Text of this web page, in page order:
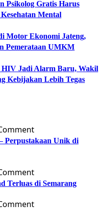
Psikolog Gratis Harus
Mental
Motor Ekonomi Jateng,
Pemerataan UMKM
HIV Jadi Alarm Baru, Wakil
Kebijakan Lebih Tegas
Perpustakaan Unik di
Terluas di Semarang